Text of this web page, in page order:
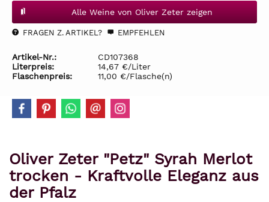
Alle Weine von Oliver Zeter zeigen
FRAGEN Z. ARTIKEL? EMPFEHLEN
Artikel-Nr.:
CD107368
Literpreis:
14,67 €/Liter
Flaschenpreis:
11,00 €/Flasche(n)
Oliver Zeter "Petz" Syrah Merlot
trocken - Kraftvolle Eleganz aus
der Pfalz